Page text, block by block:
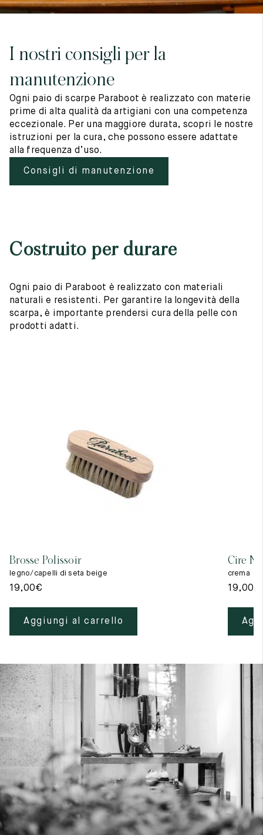
I nostri consigli per la
manutenzione
Ogni paio di scarpe Paraboot è realizzato con materie
prime di alta qualità da artigiani con una competenza
eccezionale. Per una maggiore durata, scopri le nostre
istruzioni per la cura, che possono essere adattate
alla frequenza d’uso.
Consigli di manutenzione
Costruito per durare
Ogni paio di Paraboot è realizzato con materiali
naturali e resistenti. Per garantire la longevità della
scarpa, è importante prendersi cura della pelle con
prodotti adatti.
Brosse Polissoir
legno/capelli di seta beige
19,00€
Aggiungi al carrello
Cire
crema
19,00